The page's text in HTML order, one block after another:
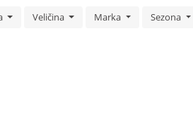
Veličina Marka Sezona